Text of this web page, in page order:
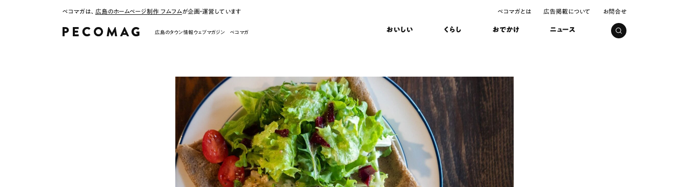
ペコマガは、 広島のホームページ制作 フムフムが企画・運営しています ペコマガとは 広告掲載について お問合せ
広島のタウン情報ウェブマガジン ペコマガ おいしい くらし おでかけ ニュース